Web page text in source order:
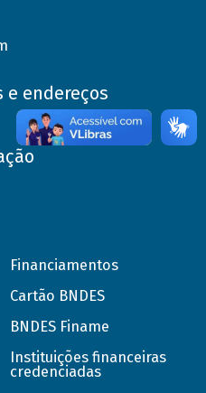
endereços
Financiamentos
Cartão BNDES
BNDES Finame
Instituições financeiras
credenciadas